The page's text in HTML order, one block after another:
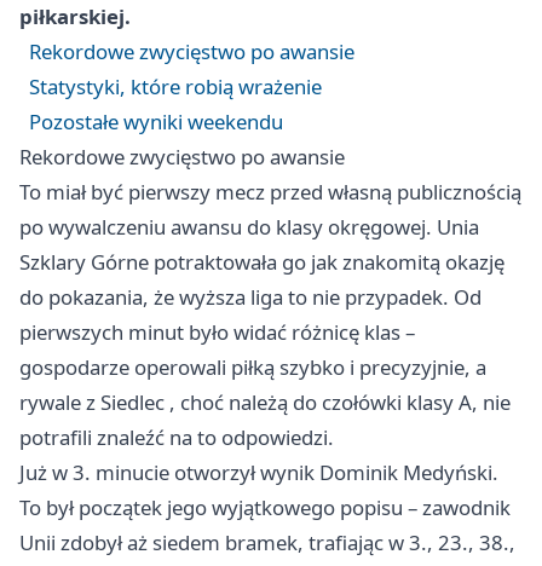
piłkarskiej.
Rekordowe zwycięstwo po awansie
Statystyki, które robią wrażenie
Pozostałe wyniki weekendu
Rekordowe zwycięstwo po awansie
To miał być pierwszy mecz przed własną publicznością
po wywalczeniu awansu do klasy okręgowej. Unia
Szklary Górne potraktowała go jak znakomitą okazję
do pokazania, że wyższa liga to nie przypadek. Od
pierwszych minut było widać różnicę klas –
gospodarze operowali piłką szybko i precyzyjnie, a
rywale zSiedlec , choć należą do czołówki klasy A, nie
potrafili znaleźć na to odpowiedzi.
Już w 3. minucie otworzył wynik Dominik Medyński.
To był początek jego wyjątkowego popisu – zawodnik
Unii zdobył aż siedem bramek, trafiając w 3., 23., 38.,